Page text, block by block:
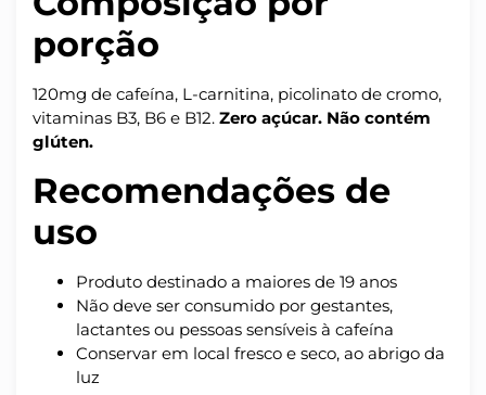
porção
120mg de cafeína, L-carnitina, picolinato de cromo,
vitaminas B3, B6 e B12. Zero açúcar. Não contém
glúten.
Recomendações de
uso
Produto destinado a maiores de 19 anos
Não deve ser consumido por gestantes,
lactantes ou pessoas sensíveis à cafeína
Conservar em local fresco e seco, ao abrigo da
luz